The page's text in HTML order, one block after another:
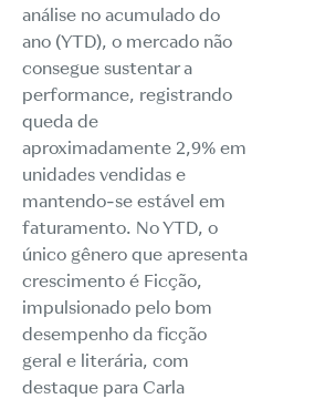
análise no acumulado do
ano (YTD), o mercado não
consegue sustentar a
performance, registrando
queda de
aproximadamente 2,9% em
unidades vendidas e
mantendo-se estável em
faturamento. No YTD, o
único gênero que apresenta
crescimento é Ficção,
impulsionado pelo bom
desempenho da ficção
geral e literária, com
destaque para Carla